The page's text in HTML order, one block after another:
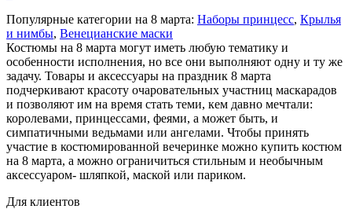
Популярные категории на 8 марта: Наборы принцесс, Крылья
и нимбы, Венецианские маски
Костюмы на 8 марта могут иметь любую тематику и
особенности исполнения, но все они выполняют одну и ту же
задачу. Товары и аксессуары на праздник 8 марта
подчеркивают красоту очаровательных участниц маскарадов
и позволяют им на время стать теми, кем давно мечтали:
королевами, принцессами, феями, а может быть, и
симпатичными ведьмами или ангелами. Чтобы принять
участие в костюмированной вечеринке можно купить костюм
на 8 марта, а можно ограничиться стильным и необычным
аксессуаром- шляпкой, маской или париком.
Для клиентов